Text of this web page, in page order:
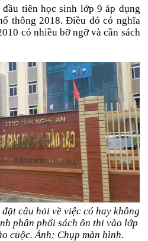
tiên học sinh lớp 9 áp dụng
thông 2018. Điều đó có nghĩa
có nhiều bỡ ngỡ và cần sách
câu hỏi về việc có hay không
phân phối sách ôn thi vào lớp
cuộc. Ảnh: Chụp màn hình.